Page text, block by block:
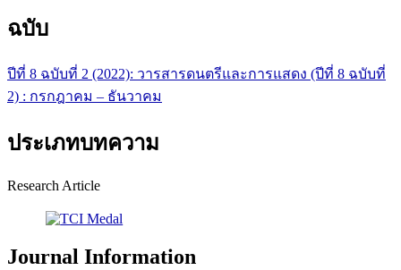
ฉบับ
ปีที่ 8 ฉบับที่ 2 (2022): วารสารดนตรีและการแสดง (ปีที่ 8 ฉบับที่
2) : กรกฎาคม – ธันวาคม
ประเภทบทความ
Research Article
Journal Information